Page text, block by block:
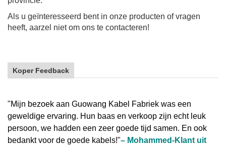
Als u geïnteresseerd bent in onze producten of vragen
heeft, aarzel niet om ons te contacteren!
Koper Feedback
"Mijn bezoek aan Guowang Kabel Fabriek was een
geweldige ervaring. Hun baas en verkoop zijn echt leuk
persoon, we hadden een zeer goede tijd samen. En ook
bedankt voor de goede kabels!"– Mohammed-Klant uit